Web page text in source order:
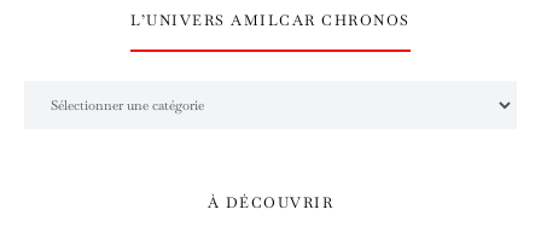
L’UNIVERS AMILCAR CHRONOS
À DÉCOUVRIR